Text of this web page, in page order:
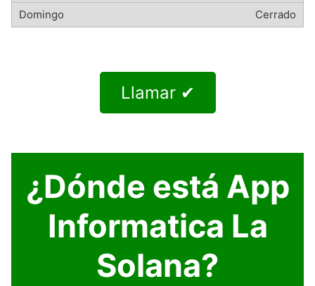
Cerrado
Llamar ✔
¿Dónde está App
Informatica La
Solana?